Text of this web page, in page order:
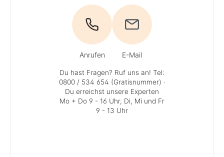
Anrufen E-Mail
Du hast Fragen? Ruf uns an! Tel:
0800 / 534 654 (Gratisnummer) ·
Du erreichst unsere Experten
Mo + Do 9 - 16 Uhr, Di, Mi und Fr
9 - 13 Uhr